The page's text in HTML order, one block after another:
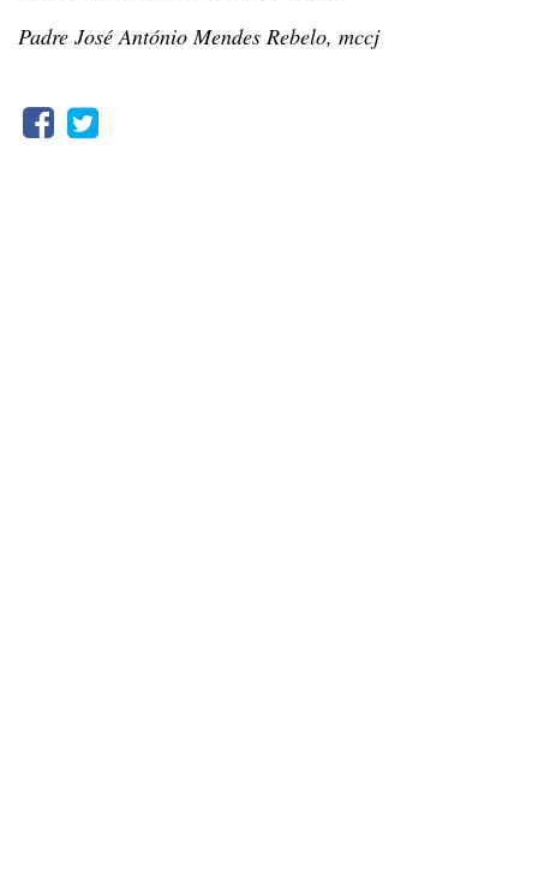
Padre José António Mendes Rebelo, mccj